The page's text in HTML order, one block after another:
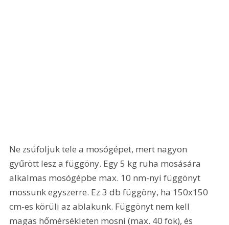
Ne zsúfoljuk tele a mosógépet, mert nagyon
gyűrött lesz a függöny. Egy 5 kg ruha mosására
alkalmas mosógépbe max. 10 nm-nyi függönyt
mossunk egyszerre. Ez 3 db függöny, ha 150x150
cm-es körüli az ablakunk. Függönyt nem kell
magas hőmérsékleten mosni (max. 40 fok), és